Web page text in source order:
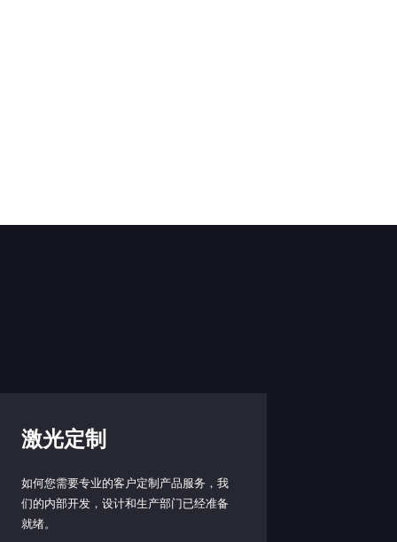
激光定制
如何您需要专业的客户定制产品服务，我
们的内部开发，设计和生产部门已经准备
就绪。